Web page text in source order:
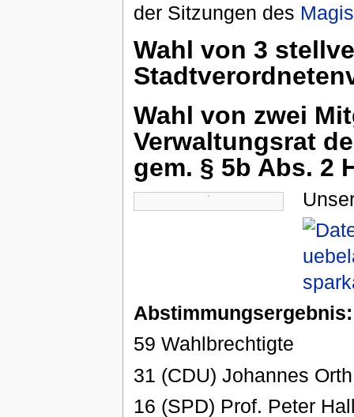
der Sitzungen des
Wahl von 3
Wahl von zwei
Verwaltungsrat
gem. § 5b Abs. 2
Abstimmungsergebnis:
59 Wahlbrechtigte
31 (CDU) Johannes Orth
16 (SPD) Prof. Peter